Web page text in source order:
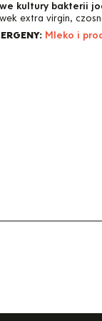
kultury bakterii
extra virgin,
Mleko i